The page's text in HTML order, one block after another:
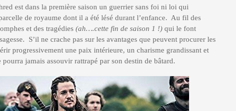
est dans la première saison un guerrier sans foi ni loi qui
de royaume dont il a été lésé durant l’enfance. Au fil des
et des tragédies (ah….cette fin de saison 1 !) qui le font
S’il ne crache pas sur les avantages que peuvent procurer les
progressivement une paix intérieure, un charisme grandissant et
jamais assouvir rattrapé par son destin de bâtard.